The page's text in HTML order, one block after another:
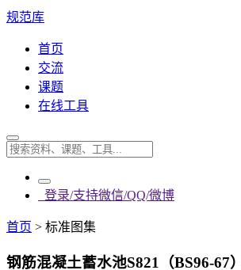
规范库
首页
交流
课题
在线工具
登录/支持微信/QQ/微博
首页 > 标准图集
钢筋混凝土蓄水池S821（BS96-67